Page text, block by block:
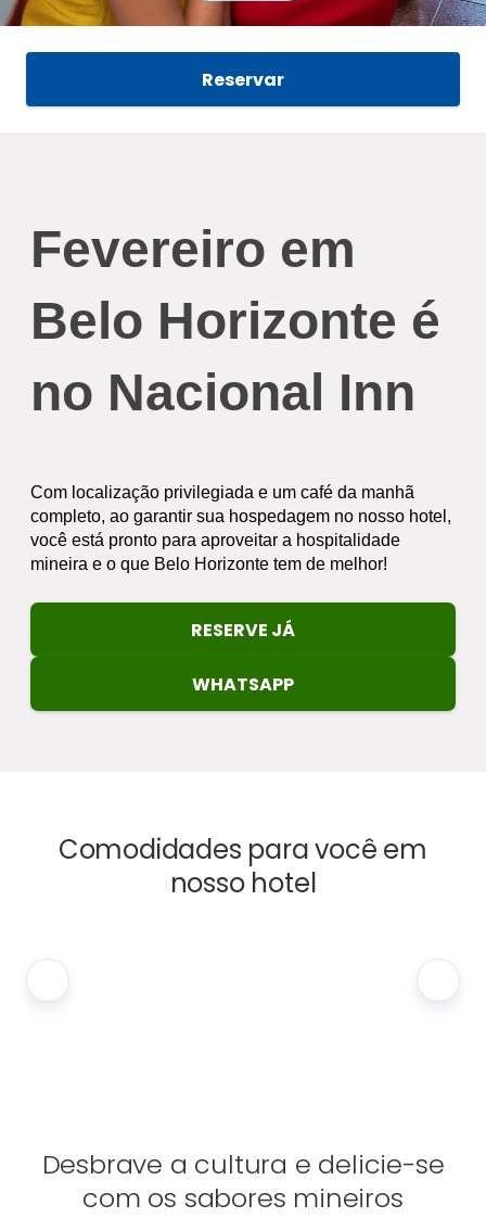
Reservar
Fevereiro em
Belo Horizonte é
no Nacional Inn
Com localização privilegiada e um café da manhã
completo, ao garantir sua hospedagem no nosso hotel,
você está pronto para aproveitar a hospitalidade
mineira e o que Belo Horizonte tem de melhor!
RESERVE JÁ
WHATSAPP
Comodidades para você em
nosso hotel
Desbrave a cultura e delicie-se
com os sabores mineiros